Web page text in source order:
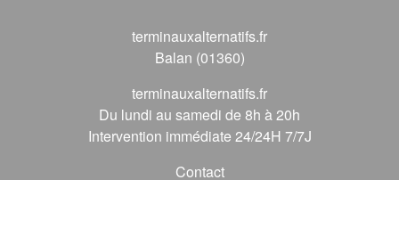
terminauxalternatifs.fr
Balan (01360)
terminauxalternatifs.fr
Du lundi au samedi de 8h à 20h
Intervention immédiate 24/24H 7/7J
Contact